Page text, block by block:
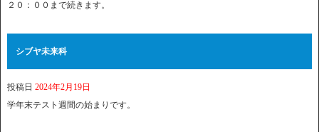
２０：００まで続きます。
シブヤ未来科
投稿日 2024年2月19日
学年末テスト週間の始まりです。